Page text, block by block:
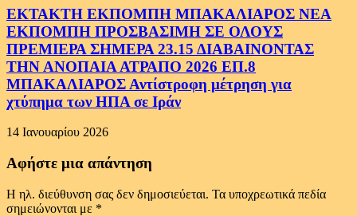
ΕΚΤΑΚΤΗ ΕΚΠΟΜΠΗ ΜΠΑΚΑΛΙΑΡΟΣ ΝΕΑ
ΕΚΠΟΜΠΗ ΠΡΟΣΒΑΣΙΜΗ ΣΕ ΟΛΟΥΣ
ΠΡΕΜΙΕΡΑ ΣΗΜΕΡΑ 23.15 ΔΙΑΒΑΙΝΟΝΤΑΣ
ΤΗΝ ΑΝΟΠΑΙΑ ΑΤΡΑΠΟ 2026 ΕΠ.8
ΜΠΑΚΑΛΙΑΡΟΣ Αντίστροφη μέτρηση για
χτύπημα των ΗΠΑ σε Ιράν
14 Ιανουαρίου 2026
Αφήστε μια απάντηση
Η ηλ. διεύθυνση σας δεν δημοσιεύεται. Τα υποχρεωτικά πεδία
σημειώνονται με *